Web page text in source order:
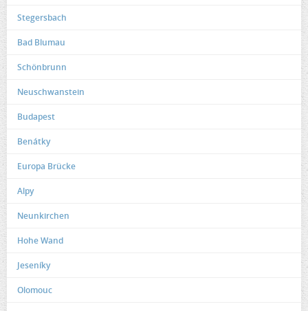
Stegersbach
Bad Blumau
Schönbrunn
Neuschwanstein
Budapest
Benátky
Europa Brücke
Alpy
Neunkirchen
Hohe Wand
Jeseníky
Olomouc